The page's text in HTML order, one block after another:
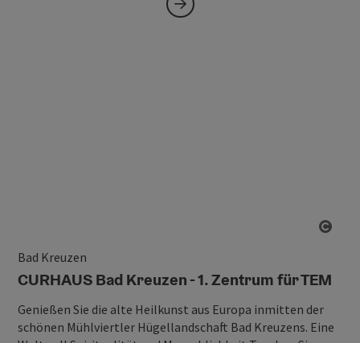
Bad Kreuzen
CURHAUS Bad Kreuzen - 1. Zentrum für TEM
Genießen Sie die alte Heilkunst aus Europa inmitten der
schönen Mühlviertler Hügellandschaft Bad Kreuzens. Eine